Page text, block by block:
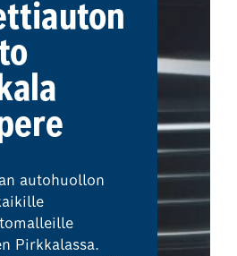
autohuollon
Pirkkalassa.